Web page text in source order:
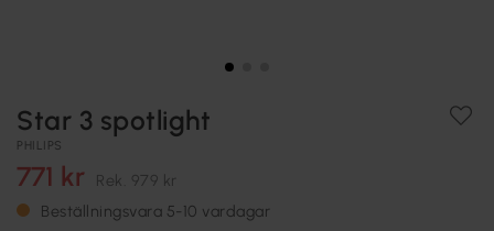
Star 3 spotlight
PHILIPS
771 kr Rek. 979 kr
Beställningsvara 5-10 vardagar